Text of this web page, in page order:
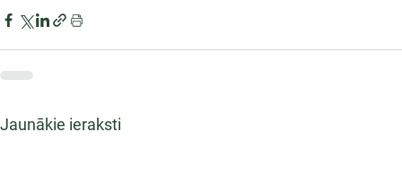
Jaunākie ieraksti